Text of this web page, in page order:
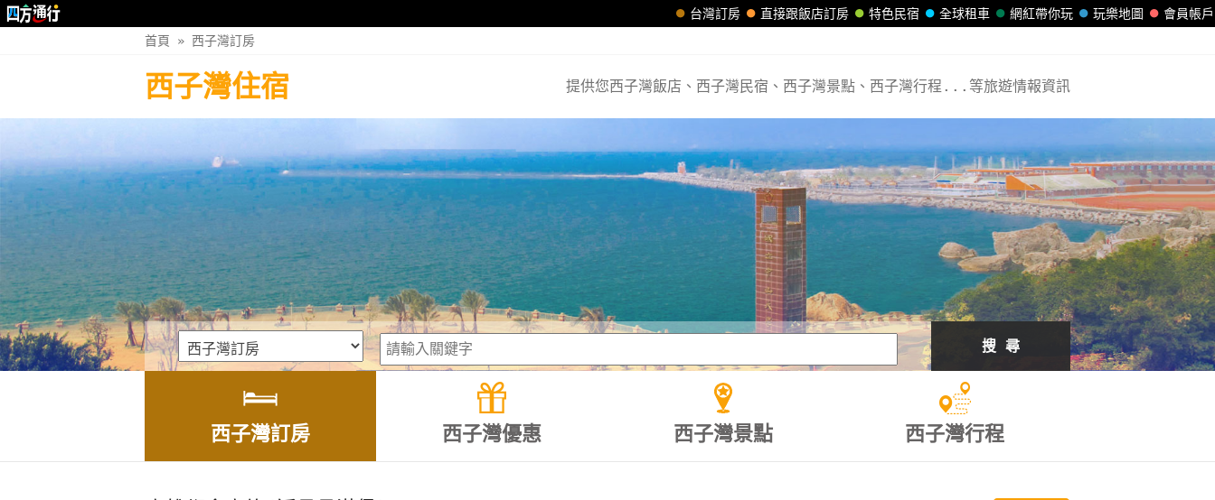
會員帳戶
玩樂地圖
網紅帶你玩
全球租車
特色民宿
直接跟飯店訂房
台灣訂房
首頁 » 西子灣訂房
西子灣住宿 提供您西子灣飯店、西子灣民宿、西子灣景點、西子灣行程...等旅遊情報資訊
搜 尋
西子灣訂房 西子灣優惠 西子灣景點 西子灣行程